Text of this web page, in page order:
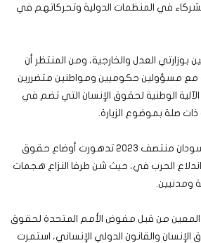
في المنظمات الدولية وتحركاتهم في
العدل والخارجية، ومن المنتظر أن
مع مسؤولين حكوميين ومواطنين متضررين
الوطنية لحقوق الإنسان التي تضم في
صلة بموضوع الزيارة.
ومنذ اندلاع الحرب في السودان منتصف 2023 تدهورت أوضاع حقوق
الحرب في، حيث شن طرفا النزاع هجمات
ومدنيين.
المعين من قبل مفوض الأمم المتحدة لحقوق
الإنسان والقانون الدولي الإنساني، استمرت